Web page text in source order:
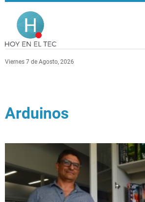
Pasar al contenido principal
Viernes 7 de Agosto, 2026
Arduinos